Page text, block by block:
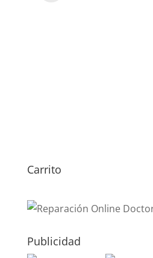
Carrito
Publicidad